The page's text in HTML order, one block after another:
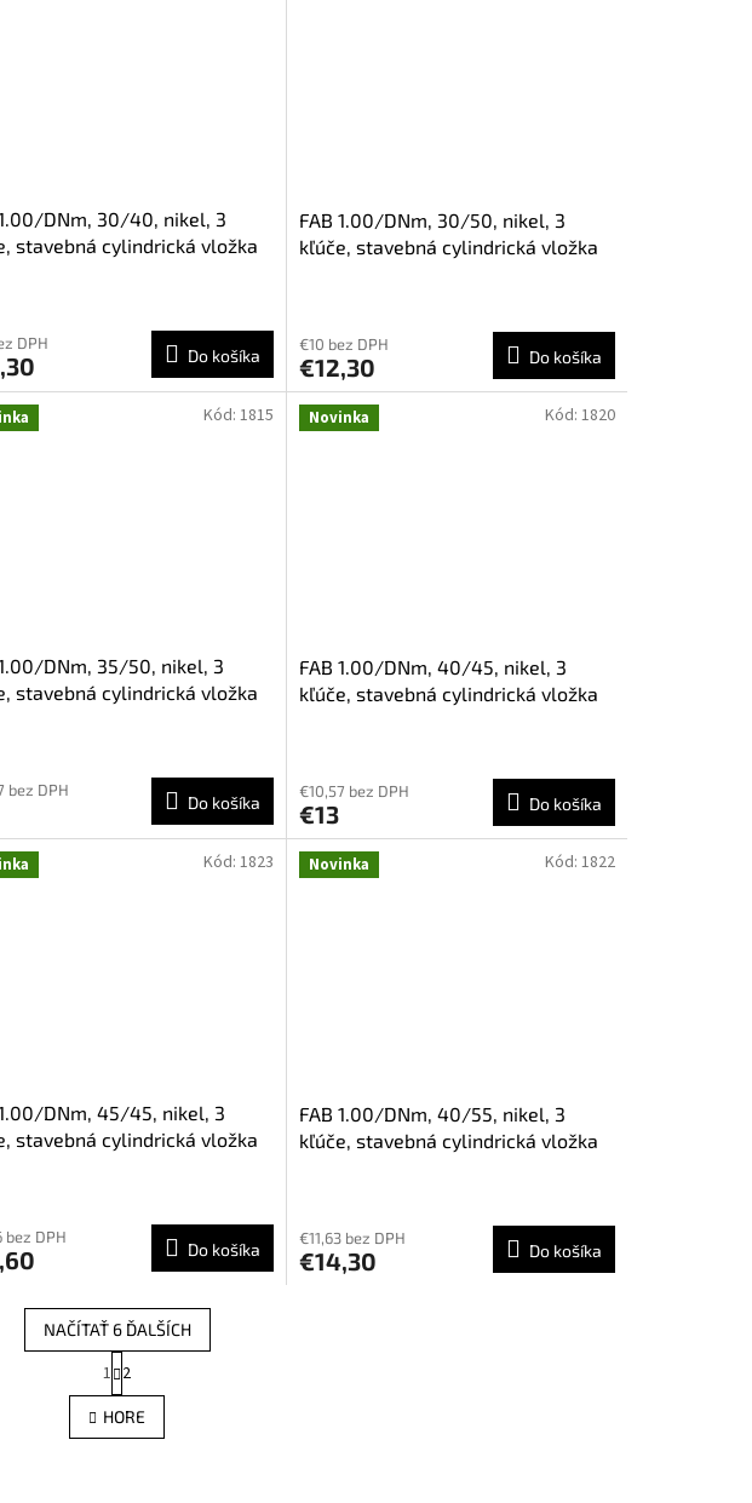
DNm, 30/40, nikel, 3
stavebná cylindrická vložka
DPH
Do košíka
FAB 1.00/DNm, 30/50, nikel, 3
kľúče, stavebná cylindrická vložka
€10 bez DPH
€12,30 Do košíka
DNm, 35/50, nikel, 3
stavebná cylindrická vložka
bez DPH
Do košíka
Kód: 1815 Novinka
FAB 1.00/DNm, 40/45, nikel, 3
kľúče, stavebná cylindrická vložka
€10,57 bez DPH
€13 Do košíka
Kód: 1820
DNm, 45/45, nikel, 3
stavebná cylindrická vložka
bez DPH
Do košíka
Kód: 1823 Novinka
FAB 1.00/DNm, 40/55, nikel, 3
kľúče, stavebná cylindrická vložka
€11,63 bez DPH
€14,30 Do košíka
Kód: 1822
O
v
l
NAČÍTAŤ 6 ĎALŠÍCH
t
r
á
n
1 2
HORE